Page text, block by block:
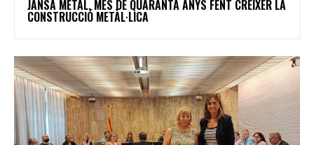
JANSA METAL, MÉS DE QUARANTA ANYS FENT CRÉIXER LA
CONSTRUCCIÓ METÀL·LICA